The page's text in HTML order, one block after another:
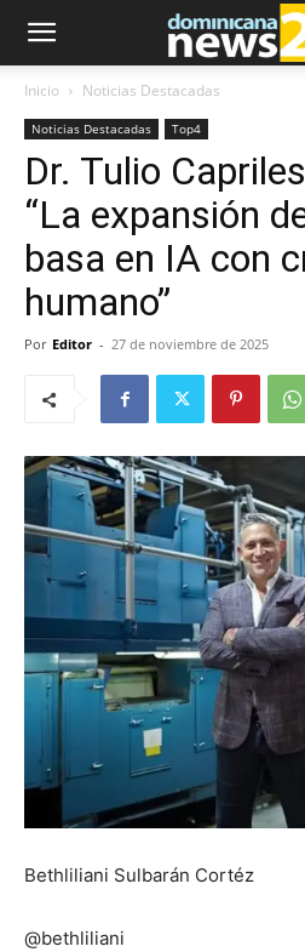
Inicio Noticias Destacadas
Noticias Destacadas Top4
Dr. Tulio
“La expansión
basa en IA con
humano”
Por Editor - 27 de noviembre de 2025
Bethliliani Sulbarán Cortéz
@bethliliani